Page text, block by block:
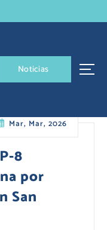
Noticias
Mar, Mar, 2026
8
por
San